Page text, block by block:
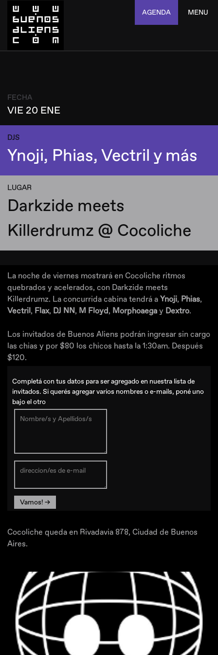
AGENDA MENU
FECHA
VIE 20 ENE
DJS
Ynoji, Phias, Vectril y más
LUGAR
Darkzide meets
Killerdrumz @ Cocoliche
La noche de viernes mostrará en Cocoliche ritmos
quebrados y acelerados, con Darkzide meets
Killerdrumz. La concurrida cabina tendrá a Ynoji, Phias,
Vectril, Flax, DJ NN, M Floyd, Morphoaega y Dextro.
Los invitados de Buenos Aliens podrán ingresar sin cargo
las chias y por $80 los chicos hasta la 1:30am. Después
$120.
Completá con tus datos para ser agregado en nuestra lista de
invitados. Si querés agregar varios nombres o e-mails, poné uno
bajo el otro
Vamos! →
Cocoliche queda en Rivadavia 878, Ciudad de Buenos
Aires.